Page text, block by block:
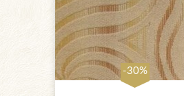
-30%